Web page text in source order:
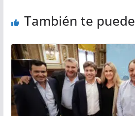
También te